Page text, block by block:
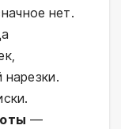
нет.
нарезки.
—